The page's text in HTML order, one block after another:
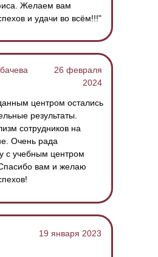
19 января 2023
26 февраля
2024
центром остались
результаты.
сотрудников на
Очень рада
с учебным центром
вам и желаю
Желаем вам
и удачи во всём!!!"